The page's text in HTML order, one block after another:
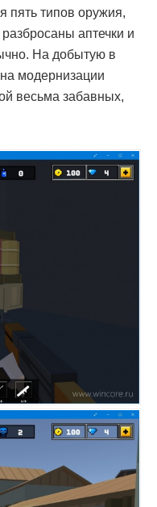
пять типов оружия,
аптечки и
На добытую в
модернизации
весьма забавных,